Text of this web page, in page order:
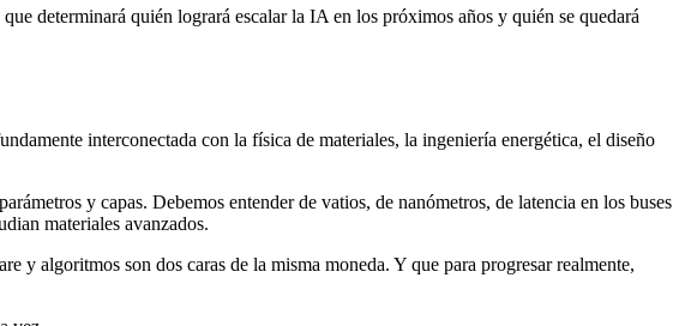
determinará quién logrará escalar la IA en los próximos años y quién se quedará
interconectada con la física de materiales, la ingeniería energética, el diseño
y capas. Debemos entender de vatios, de nanómetros, de latencia en los buses
materiales avanzados.
y algoritmos son dos caras de la misma moneda. Y que para progresar realmente,